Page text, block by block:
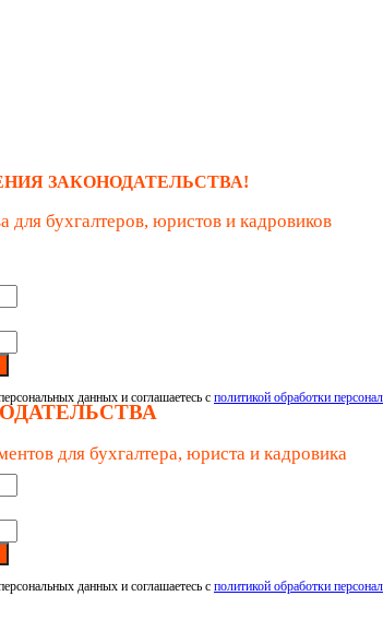
ЗАКОНОДАТЕЛЬСТВА!
для бухгалтеров, юристов и кадровиков
данных и соглашаетесь с политикой обработки
для бухгалтера, юриста и кадровика
данных и соглашаетесь с политикой обработки